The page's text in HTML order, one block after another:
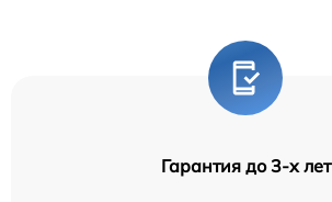
Гарантия до 3-х лет